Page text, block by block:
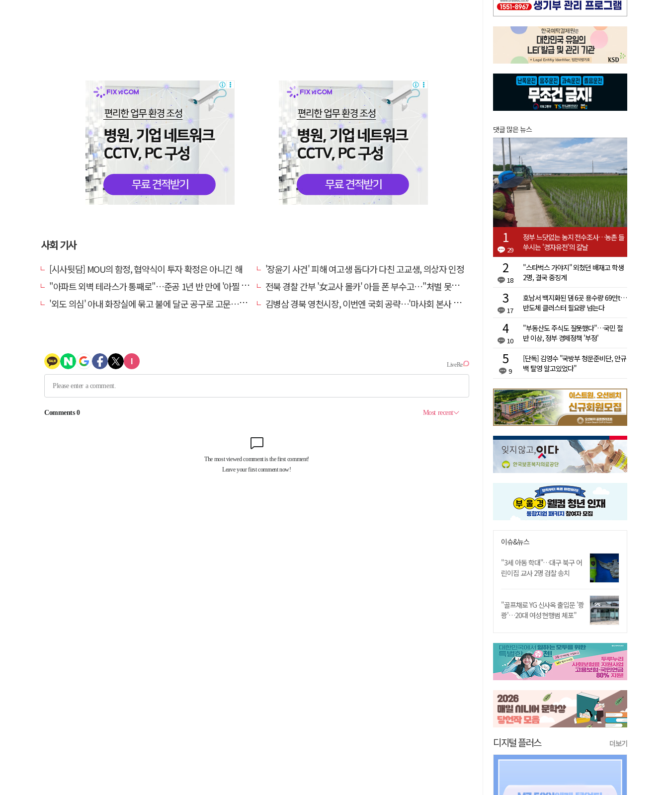
사회 기사
[시사뒷담] MOU의 함정, 협약식이 투자 확정은 아니긴 해
'장윤기 사건' 피해 여고생 돕다가 다친 고교생, 의상자 인정
"아파트 외벽 테라스가 통째로"…준공 1년 반 만에 '아찔 사고'
전북 경찰 간부 '女교사 몰카' 아들 폰 부수고…"처벌 못하는 사안" 내부망에 글
'외도 의심' 아내 화장실에 묶고 불에 달군 공구로 고문…남편 검거
김병삼 경북 영천시장, 이번엔 국회 공략…'마사회 본사 이전·광역교통망 확충' 요청
댓글 많은 뉴스
29
정부 느닷없는 농지 전수조사…농촌 들
쑤시는 '경자유전'의 칼날
18
"스타벅스 가야지" 외쳤던 배재고 학생
2명, 결국 중징계
17
호남서 백지화된 댐 6곳 용수량 69만t…
반도체 클러스터 필요량 넘는다
10
"부동산도 주식도 잘못했다"…국민 절
반 이상, 정부 경제정책 '부정'
9
[단독] 김영수 "국방부 청문준비단, 안규
백 탈영 알고있었다"
이슈&뉴스
"3세 아동 학대"…대구 북구 어
린이집 교사 2명 검찰 송치
"골프채로 YG 신사옥 출입문 '쾅
쾅'…20대 여성 현행범 체포"
디지털 플러스 더보기